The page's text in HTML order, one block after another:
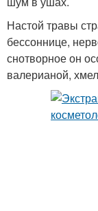
Настой травы
бессоннице,
снотворное он
валерианой,